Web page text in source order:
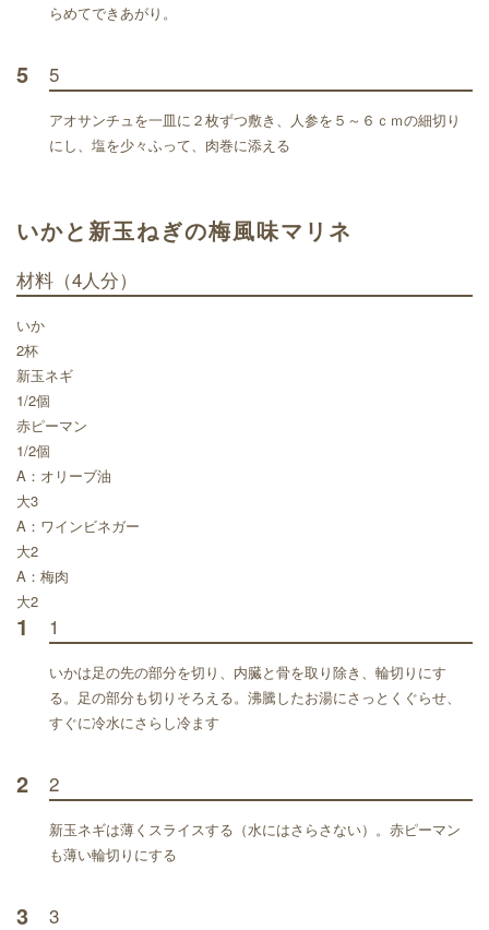
らめてできあがり。
5
アオサンチュを一皿に２枚ずつ敷き、人参を５～６ｃｍの細切り
にし、塩を少々ふって、肉巻に添える
5
いかと新玉ねぎの梅風味マリネ
材料 （4人分）
いか
2杯
新玉ネギ
1/2個
赤ピーマン
1/2個
A：オリーブ油
大3
A：ワインビネガー
大2
A：梅肉
大2
1
いかは足の先の部分を切り、内臓と骨を取り除き、輪切りにす
る。足の部分も切りそろえる。沸騰したお湯にさっとくぐらせ、
すぐに冷水にさらし冷ます
1
2
新玉ネギは薄くスライスする（水にはさらさない）。赤ピーマン
も薄い輪切りにする
2
3
3